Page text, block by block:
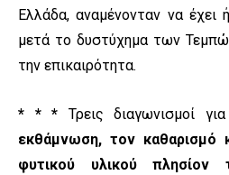
Ελλάδα, αναμένονταν να έχει
μετά το δυστύχημα των
την επικαιρότητα.
* * * Τρεις διαγωνισμοί
εκθάμνωση, τον καθαρισμό
φυτικού υλικού πλησίον